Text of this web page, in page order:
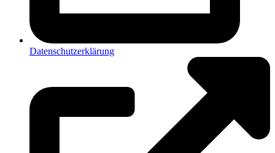
Datenschutzerklärung